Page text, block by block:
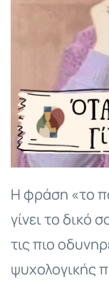
Η φράση «το
γίνει το δικό
τις πιο
ψυχολογικής